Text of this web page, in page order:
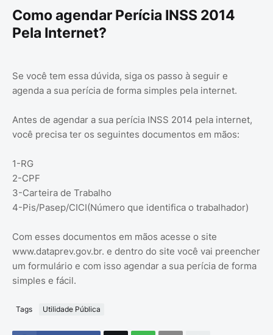
Como agendar Perícia INSS 2014
Pela Internet?
Se você tem essa dúvida, siga os passo à seguir e
agenda a sua perícia de forma simples pela internet.
Antes de agendar a sua perícia INSS 2014 pela internet,
você precisa ter os seguintes documentos em mãos:
1-RG
2-CPF
3-Carteira de Trabalho
4-Pis/Pasep/CICI(Número que identifica o trabalhador)
Com esses documentos em mãos acesse o site
www.dataprev.gov.br. e dentro do site você vai preencher
um formulário e com isso agendar a sua perícia de forma
simples e fácil.
Tags Utilidade Pública